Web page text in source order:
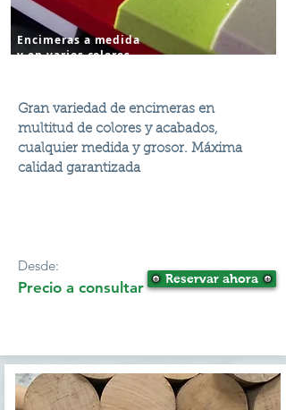
Encimeras a medida
y en varios colores
Gran variedad de encimeras en
multitud de colores y acabados,
cualquier medida y grosor. Máxima
calidad garantizada
Desde:
Precio a consultar Reservar ahora